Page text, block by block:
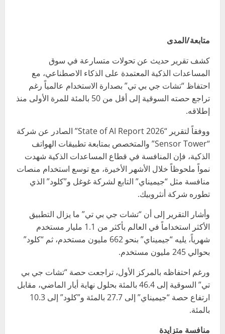
متابعة/المدى
كشف تقرير حديث عن تحولات متسارعة في سوق
المساعدات الذكية المعتمدة على الذكاء الاصطناعي، مع
احتفاظ “تشات جي بي تي” بصدارة الاستخدام عالمياً رغم
تراجع حصته السوقية إلى أقل من 50 بالمئة للمرة الأولى منذ
إطلاقه.
ووفقاً لتقرير “State of AI Report 2026” الصادر عن شركة
“Sensor Tower” والمتخصص بمتابعة تطبيقات الهواتف
الذكية، فإن المنافسة في قطاع المساعدات الذكية شهدت
نمواً ملحوظاً خلال الأشهر الأخيرة، مع توسع استخدام منصات
منافسة مثل “جيميناي” التابع لشركة غوغل و”كلود” الذي
تطوره شركة أنثروبيك.
وأشار التقرير إلى أن “تشات جي بي تي” ما يزال التطبيق
الأكثر استخداماً في العالم بأكثر من 1.1 مليار مستخدم
شهرياً، يليه “جيميناي” بنحو 662 مليون مستخدم، ثم “كلود”
بحوالي 245 مليون مستخدم.
ورغم احتفاظه بالمركز الأول، تراجعت حصة “تشات جي بي
تي” السوقية إلى 46.4 بالمئة بحلول نهاية أيار الماضي، مقابل
ارتفاع حصة “جيميناي” إلى 27.7 بالمئة و”كلود” إلى 10.3
بالمئة.
منافسة متزايدة